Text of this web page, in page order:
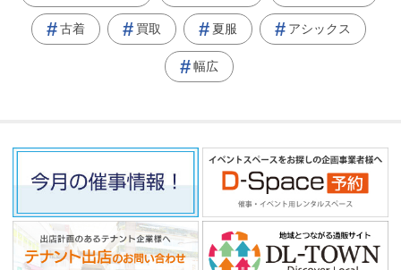
古着 買取 夏服 アシックス
幅広